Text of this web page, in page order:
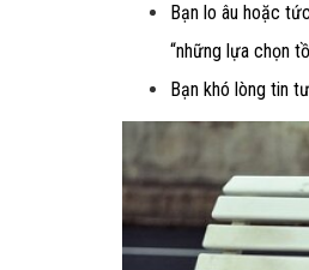
Bạn lo âu hoặc
“những lựa chọn
Bạn khó lòng tin